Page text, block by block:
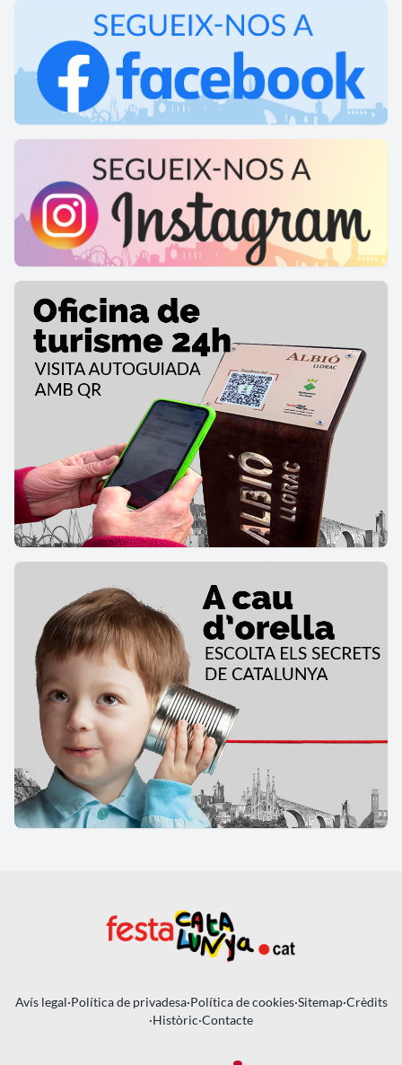
Avís legal·Política de privadesa·Política de cookies·Sitemap·Crèdits
·Històric·Contacte